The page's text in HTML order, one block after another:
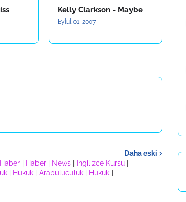
Kelly Clarkson - Maybe
Eylül 01, 2007
Daha eski
Haber Haber News İngilizce Kursu
Hukuk Arabuluculuk Hukuk